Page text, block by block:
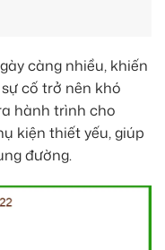
càng nhiều, khiến
cố trở nên khó
hành trình cho
kiện thiết yếu, giúp
đường.